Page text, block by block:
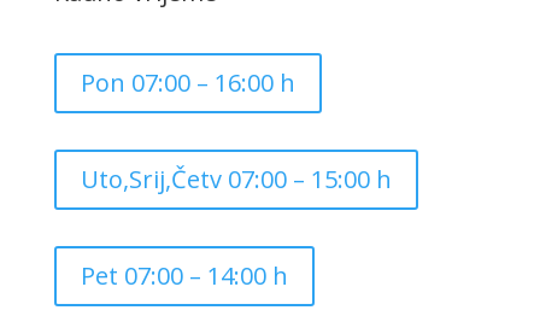
Pon 07:00 – 16:00 h
Uto,Srij,Četv 07:00 – 15:00 h
Pet 07:00 – 14:00 h